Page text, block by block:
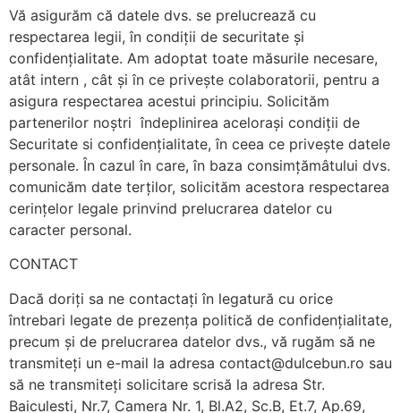
Vă asigurăm că datele dvs. se prelucrează cu
respectarea legii, în condiții de securitate și
confidențialitate. Am adoptat toate măsurile necesare,
atât intern , cât și în ce privește colaboratorii, pentru a
asigura respectarea acestui principiu. Solicităm
partenerilor noștri îndeplinirea acelorași condiții de
Securitate si confidențialitate, în ceea ce privește datele
personale. În cazul în care, în baza consimțămâtului dvs.
comunicăm date terților, solicităm acestora respectarea
cerințelor legale prinvind prelucrarea datelor cu
caracter personal.
CONTACT
Dacă doriți sa ne contactați în legatură cu orice
întrebari legate de prezența politică de confidențialitate,
precum și de prelucrarea datelor dvs., vă rugăm să ne
transmiteți un e-mail la adresa contact@dulcebun.ro sau
să ne transmiteți solicitare scrisă la adresa Str.
Baiculesti, Nr.7, Camera Nr. 1, Bl.A2, Sc.B, Et.7, Ap.69,